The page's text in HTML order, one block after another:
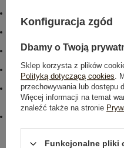
serek / dekolt V
wiązanie
#cechy dodatkowe:
z paskiem
#sposób prania :
pranie w pralce w 30°C
#modelka:
Modelka ma na sobie rozmiar
biust 88 cm, talia 68 cm, biodra
txt_COTTON
Konfiguracja zgód
Dbamy o Twoją
Sklep korzysta z plików
Polityką dotyczącą cookies.
przechowywania lub dostępu
Więcej informacji na temat
znaleźć także na stronie
Funkcjonalne pliki